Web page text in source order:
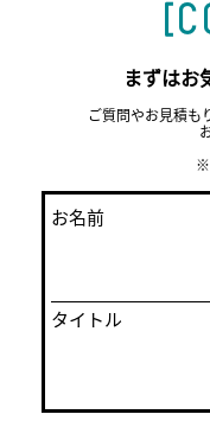
まずはお
ご質問やお見積も
※
お名前
タイトル